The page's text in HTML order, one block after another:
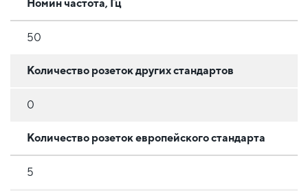
Номин частота, Гц
50
Количество розеток других стандартов
0
Количество розеток европейского стандарта
5